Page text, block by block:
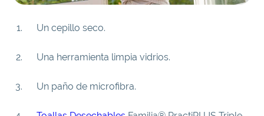
Un cepillo seco.
Una herramienta limpia vidrios.
Un paño de microfibra.